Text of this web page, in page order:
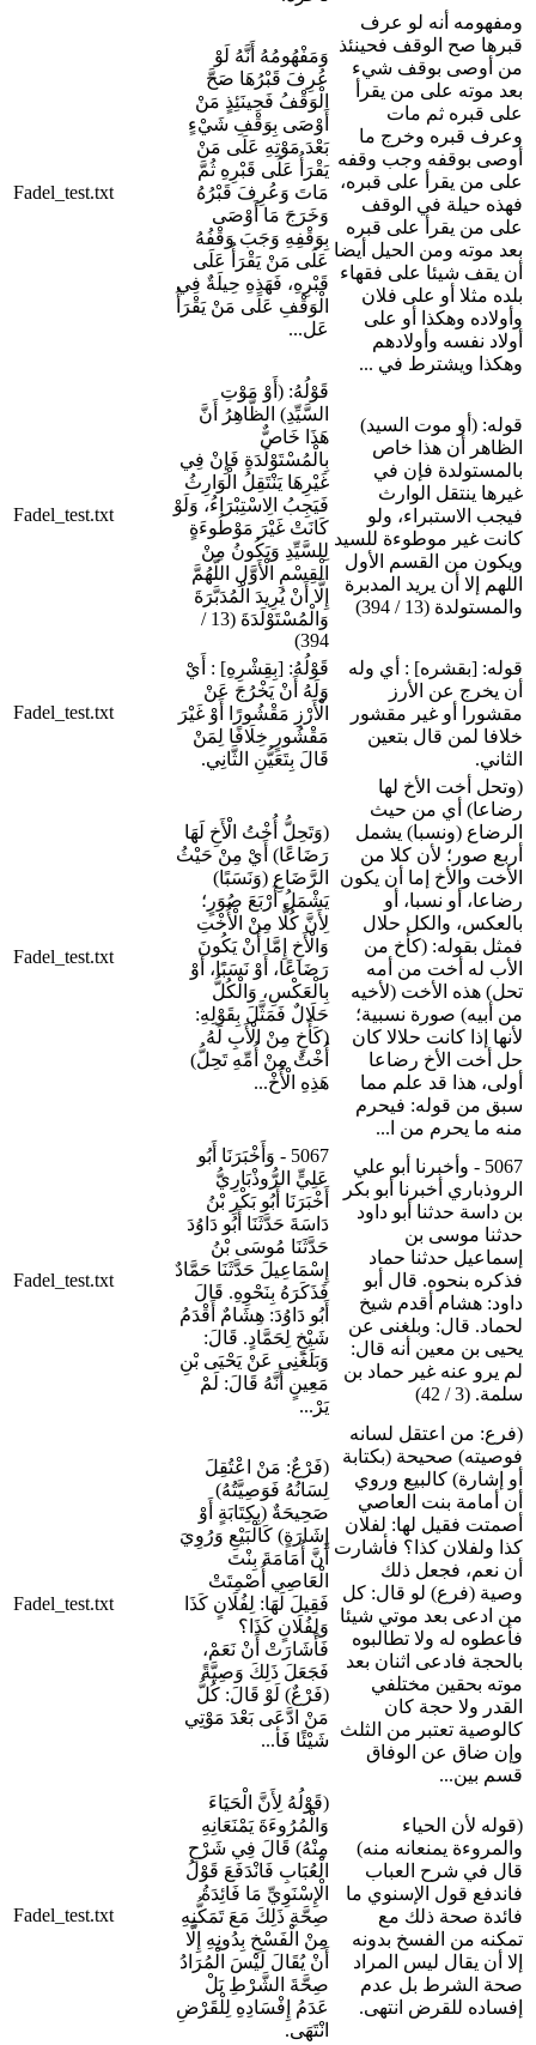
Fadel_test.txt
وَمَفْهُومُهُ أَنَّهُ لَوْ
عُرِفَ قَبْرُهَا صَحَّ
الْوَقْفُ فَحِينَئِذٍ مَنْ
أَوْصَى بِوَقْفِ شَيْءٍ
بَعْدَ مَوْتِهِ عَلَى مَنْ
يَقْرَأُ عَلَى قَبْرِهِ ثُمَّ
مَاتَ وَعُرِفَ قَبْرُهُ
وَخَرَجَ مَا أَوْصَى
بِوَقْفِهِ وَجَبَ وَقْفُهُ
عَلَى مَنْ يَقْرَأُ عَلَى
قَبْرِهِ، فَهَذِهِ حِيلَةٌ فِي
الْوَقْفِ عَلَى مَنْ يَقْرَأُ
عَل...
ومفهومه أنه لو عرف
قبرها صح الوقف فحينئذ
من أوصى بوقف شيء
بعد موته على من يقرأ
على قبره ثم مات
وعرف قبره وخرج ما
أوصى بوقفه وجب وقفه
على من يقرأ على قبره،
فهذه حيلة في الوقف
على من يقرأ على قبره
بعد موته ومن الحيل أيضا
أن يقف شيئا على فقهاء
بلده مثلا أو على فلان
وأولاده وهكذا أو على
أولاد نفسه وأولادهم
وهكذا ويشترط في ...
Fadel_test.txt
قَوْلُهُ: (أَوْ مَوْتِ
السَّيِّدِ) الظَّاهِرُ أَنَّ
هَذَا خَاصٌّ
بِالْمُسْتَوْلَدَةِ فَإِنْ فِي
غَيْرِهَا يَنْتَقِلُ الْوَارِثُ
فَيَجِبُ الِاسْتِبْرَاءُ، وَلَوْ
كَانَتْ غَيْرَ مَوْطُوءَةٍ
لِلسَّيِّدِ وَيَكُونُ مِنْ
الْقِسْمِ الْأَوَّلِ اللَّهُمَّ
إِلَّا أَنْ يُرِيدَ الْمُدَبَّرَةَ
وَالْمُسْتَوْلَدَةَ (13 /
394)
قوله: (أو موت السيد)
الظاهر أن هذا خاص
بالمستولدة فإن في
غيرها ينتقل الوارث
فيجب الاستبراء، ولو
كانت غير موطوءة للسيد
ويكون من القسم الأول
اللهم إلا أن يريد المدبرة
والمستولدة (13 / 394)
Fadel_test.txt
قَوْلُهُ: [بِقِشْرِهِ] : أَيْ
وَلَهُ أَنْ يَخْرُجَ عَنْ
الْأَرْزِ مَقْشُورًا أَوْ غَيْرَ
مَقْشُورٍ خِلَافًا لِمَنْ
قَالَ بِتَعَيُّنِ الثَّانِي.
قوله: [بقشره] : أي وله
أن يخرج عن الأرز
مقشورا أو غير مقشور
خلافا لمن قال بتعين
الثاني.
Fadel_test.txt
(وَتَحِلُّ أُخْتُ الْأَخِ لَهَا
رَضَاعًا) أَيْ مِنْ حَيْثُ
الرَّضَاعِ (وَنَسَبًا)
يَشْمَلُ أَرْبَعَ صُوَرٍ؛
لِأَنَّ كُلًّا مِنْ الْأُخْتِ
وَالْأَخِ إِمَّا أَنْ يَكُونَ
رَضَاعًا، أَوْ نَسَبًا، أَوْ
بِالْعَكْسِ، وَالْكُلُّ
حَلَالٌ فَمَثَّلَ بِقَوْلِهِ:
(كَأَخٍ مِنْ الْأَبِ لَهُ
أُخْتٌ مِنْ أُمِّهِ تَحِلُّ)
هَذِهِ الْأُخْ...
(وتحل أخت الأخ لها
رضاعا) أي من حيث
الرضاع (ونسبا) يشمل
أربع صور؛ لأن كلا من
الأخت والأخ إما أن يكون
رضاعا، أو نسبا، أو
بالعكس، والكل حلال
فمثل بقوله: (كأخ من
الأب له أخت من أمه
تحل) هذه الأخت (لأخيه
من أبيه) صورة نسبية؛
لأنها إذا كانت حلالا كان
حل أخت الأخ رضاعا
أولى، هذا قد علم مما
سبق من قوله: فيحرم
منه ما يحرم من ا...
Fadel_test.txt
5067 - وَأَخْبَرَنَا أَبُو
عَلِيٍّ الرُّوذْبَارِيُّ
أَخْبَرَنَا أَبُو بَكْرِ بْنُ
دَاسَةَ حَدَّثَنَا أَبُو دَاوُدَ
حَدَّثَنَا مُوسَى بْنُ
إِسْمَاعِيلَ حَدَّثَنَا حَمَّادٌ
فَذَكَرَهُ بِنَحْوِهِ. قَالَ
أَبُو دَاوُدَ: هِشَامٌ أَقْدَمُ
شَيْخٍ لِحَمَّادٍ. قَالَ:
وَبَلَغَنِى عَنْ يَحْيَى بْنِ
مَعِينٍ أَنَّهُ قَالَ: لَمْ
يَرْ...
5067 - وأخبرنا أبو علي
الروذباري أخبرنا أبو بكر
بن داسة حدثنا أبو داود
حدثنا موسى بن
إسماعيل حدثنا حماد
فذكره بنحوه. قال أبو
داود: هشام أقدم شيخ
لحماد. قال: وبلغنى عن
يحيى بن معين أنه قال:
لم يرو عنه غير حماد بن
سلمة. (3 / 42)
Fadel_test.txt
(فَرْعٌ: مَنْ اعْتُقِلَ
لِسَانُهُ فَوَصِيَّتُهُ)
صَحِيحَةٌ (بِكِتَابَةٍ أَوْ
إِشَارَةٍ) كَالْبَيْعِ وَرُوِيَ
أَنَّ أُمَامَةَ بِنْتَ
الْعَاصِي أُصْمِتَتْ
فَقِيلَ لَهَا: لِفُلَانٍ كَذَا
وَلِفُلَانٍ كَذَا؟
فَأَشَارَتْ أَنْ نَعَمْ،
فَجَعَلَ ذَلِكَ وَصِيَّةً
(فَرْعٌ) لَوْ قَالَ: كُلُّ
مَنْ ادَّعَى بَعْدَ مَوْتِي
شَيْئًا فَأ...
(فرع: من اعتقل لسانه
فوصيته) صحيحة (بكتابة
أو إشارة) كالبيع وروي
أن أمامة بنت العاصي
أصمتت فقيل لها: لفلان
كذا ولفلان كذا؟ فأشارت
أن نعم، فجعل ذلك
وصية (فرع) لو قال: كل
من ادعى بعد موتي شيئا
فأعطوه له ولا تطالبوه
بالحجة فادعى اثنان بعد
موته بحقين مختلفي
القدر ولا حجة كان
كالوصية تعتبر من الثلث
وإن ضاق عن الوفاق
قسم بين...
Fadel_test.txt
(قَوْلُهُ لِأَنَّ الْحَيَاءَ
وَالْمُرُوءَةَ يَمْنَعَانِهِ
مِنْهُ) قَالَ فِي شَرْحِ
الْعُبَابِ فَانْدَفَعَ قَوْلُ
الْإِسْنَوِيِّ مَا فَائِدَةُ
صِحَّةِ ذَلِكَ مَعَ تَمَكُّنِهِ
مِنْ الْفَسْخِ بِدُونِهِ إِلَّا
أَنْ يُقَالَ لَيْسَ الْمُرَادُ
صِحَّةَ الشَّرْطِ بَلْ
عَدَمُ إِفْسَادِهِ لِلْقَرْضِ
انْتَهَى.
(قوله لأن الحياء
والمروءة يمنعانه منه)
قال في شرح العباب
فاندفع قول الإسنوي ما
فائدة صحة ذلك مع
تمكنه من الفسخ بدونه
إلا أن يقال ليس المراد
صحة الشرط بل عدم
إفساده للقرض انتهى.